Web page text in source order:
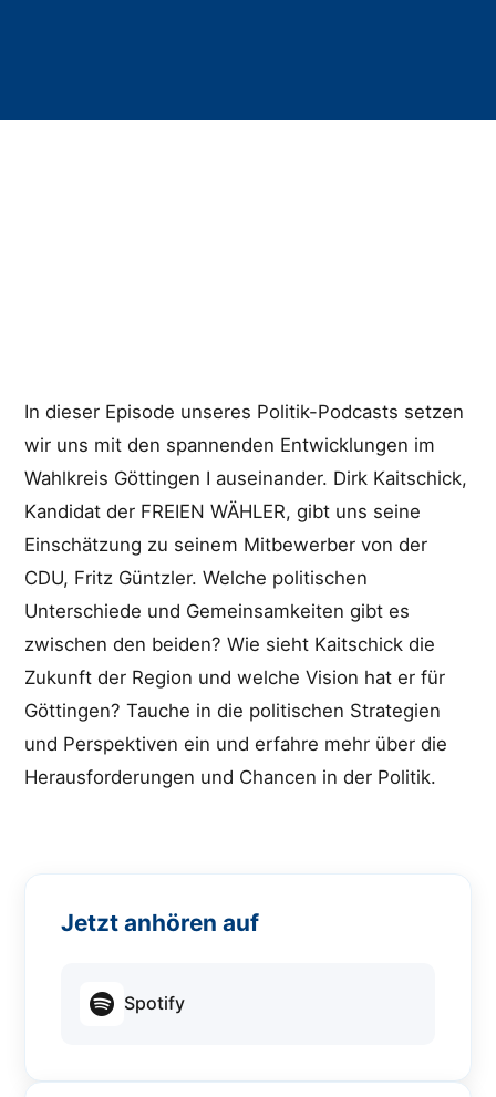
In dieser Episode unseres Politik-Podcasts setzen
wir uns mit den spannenden Entwicklungen im
Wahlkreis Göttingen I auseinander. Dirk Kaitschick,
Kandidat der FREIEN WÄHLER, gibt uns seine
Einschätzung zu seinem Mitbewerber von der
CDU, Fritz Güntzler. Welche politischen
Unterschiede und Gemeinsamkeiten gibt es
zwischen den beiden? Wie sieht Kaitschick die
Zukunft der Region und welche Vision hat er für
Göttingen? Tauche in die politischen Strategien
und Perspektiven ein und erfahre mehr über die
Herausforderungen und Chancen in der Politik.
Jetzt anhören auf
Spotify